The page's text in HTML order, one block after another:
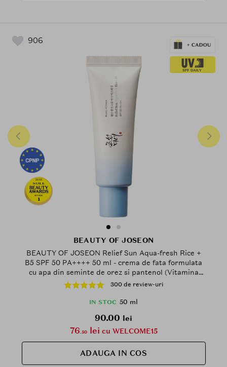
906
2025
SPF-2025
1
BEAUTY OF JOSEON
BEAUTY OF JOSEON Relief Sun Aqua-fresh Rice +
B5 SPF 50 PA++++ 50 ml - crema de fata formulata
cu apa din seminte de orez si pantenol (Vitamina
B5), care contribuie la protectia solara si la
hidratarea si calmarea pielii, Daily
300 de review-uri
IN STOC 50 ml
90.00 lei
76.50lei cu WELCOME15
ADAUGA IN COS